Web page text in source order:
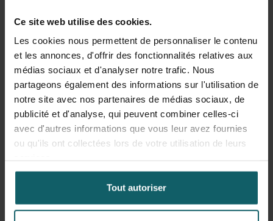
Ce site web utilise des cookies.
Les cookies nous permettent de personnaliser le contenu
et les annonces, d'offrir des fonctionnalités relatives aux
médias sociaux et d'analyser notre trafic. Nous
partageons également des informations sur l'utilisation de
notre site avec nos partenaires de médias sociaux, de
publicité et d'analyse, qui peuvent combiner celles-ci
avec d'autres informations que vous leur avez fournies
ou qu'ils ont collectées lors de votre utilisation de leurs
Tout autoriser
Mathijs Mutsaers & Metasebia Admassu